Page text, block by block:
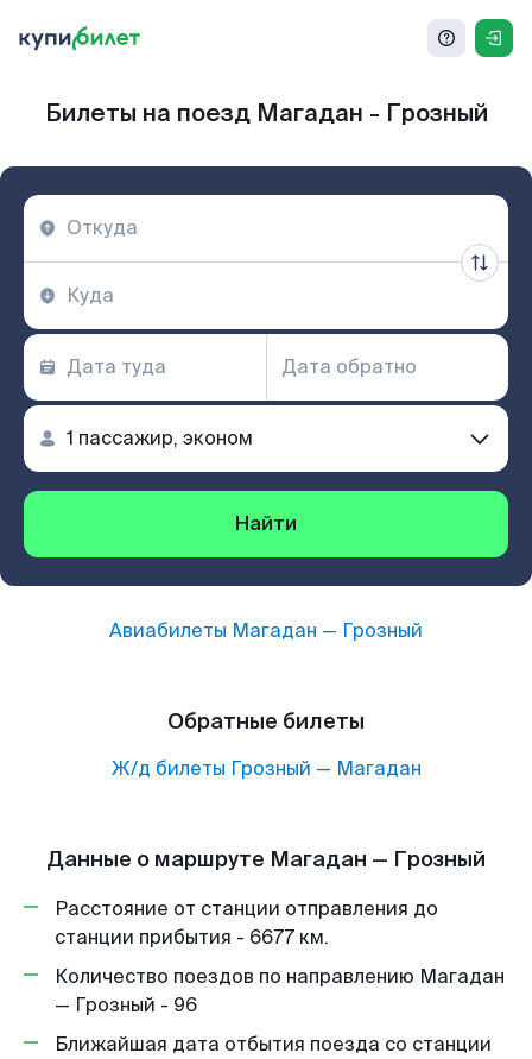
Билеты на поезд Магадан - Грозный
Найти
Авиабилеты Магадан — Грозный
Обратные билеты
Ж/д билеты Грозный — Магадан
Данные о маршруте Магадан — Грозный
Расстояние от станции отправления до
станции прибытия - 6677 км.
Количество поездов по направлению Магадан
— Грозный - 96
Ближайшая дата отбытия поезда со станции